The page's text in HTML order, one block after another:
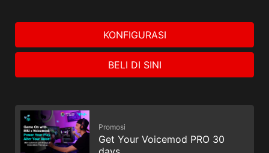
KONFIGURASI
BELI DI SINI
Promosi
Get Your Voicemod PRO 30